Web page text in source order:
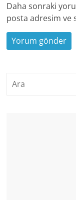
Daha sonraki
posta adresim ve